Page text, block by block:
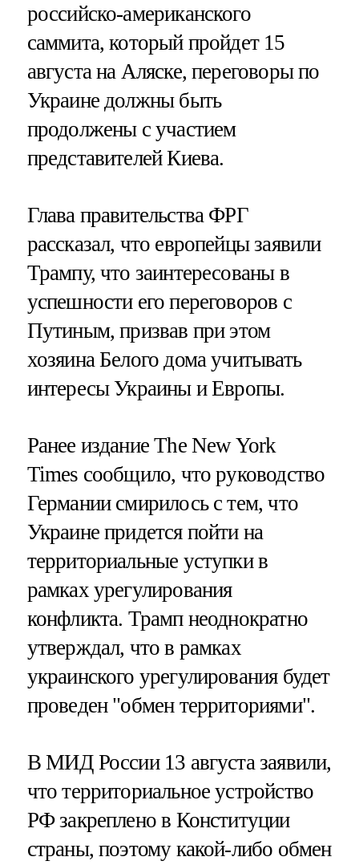
российско-американского
саммита, который пройдет 15
августа на Аляске, переговоры по
Украине должны быть
продолжены с участием
представителей Киева.
Глава правительства ФРГ
рассказал, что европейцы заявили
Трампу, что заинтересованы в
успешности его переговоров с
Путиным, призвав при этом
хозяина Белого дома учитывать
интересы Украины и Европы.
Ранее издание The New York
Times сообщило, что руководство
Германии смирилось с тем, что
Украине придется пойти на
территориальные уступки в
рамках урегулирования
конфликта. Трамп неоднократно
утверждал, что в рамках
украинского урегулирования будет
проведен "обмен территориями".
В МИД России 13 августа заявили,
что территориальное устройство
РФ закреплено в Конституции
страны, поэтому какой-либо обмен